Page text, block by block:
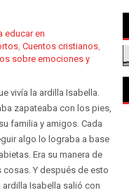
educar en
, Cuentos cristianos,
sobre emociones y
vivía la ardilla Isabella.
zapateaba con los pies,
familia y amigos. Cada
algo lo lograba a base
Era su manera de
cosas. Y después de esto
Isabella salió con